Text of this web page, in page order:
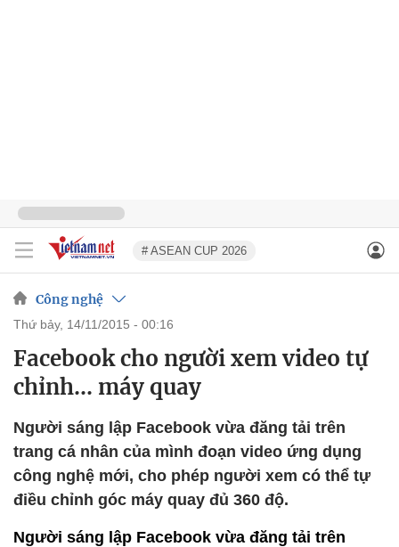
# ASEAN CUP 2026
Công nghệ
thứ bảy, 14/11/2015 - 00:16
Facebook cho người xem video tự
chỉnh... máy quay
Người sáng lập Facebook vừa đăng tải trên
trang cá nhân của mình đoạn video ứng dụng
công nghệ mới, cho phép người xem có thể tự
điều chỉnh góc máy quay đủ 360 độ.
Người sáng lập Facebook vừa đăng tải trên